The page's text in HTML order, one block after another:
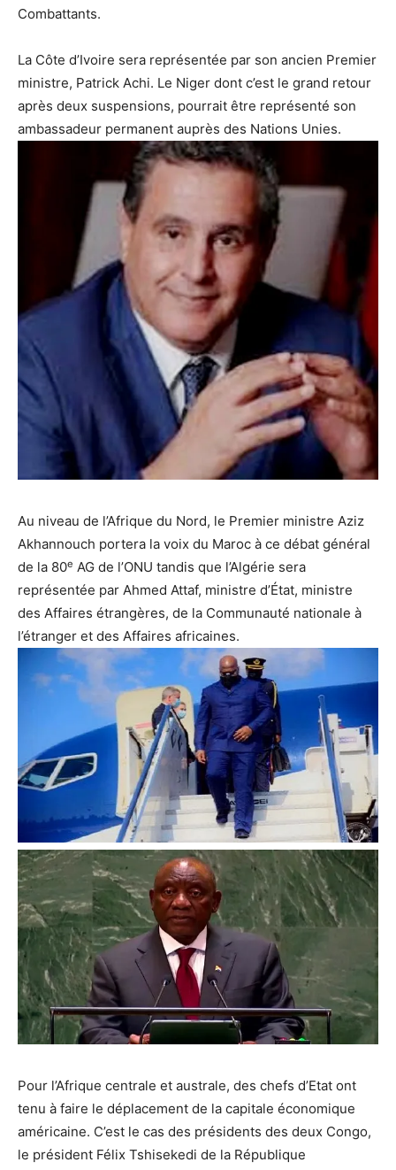
Combattants.
La Côte d’Ivoire sera représentée par son ancien Premier
ministre, Patrick Achi. Le Niger dont c’est le grand retour
après deux suspensions, pourrait être représenté son
ambassadeur permanent auprès des Nations Unies.
Au niveau de l’Afrique du Nord, le Premier ministre Aziz
Akhannouch portera la voix du Maroc à ce débat général
de la 80e AG de l’ONU tandis que l’Algérie sera
représentée par Ahmed Attaf, ministre d’État, ministre
des Affaires étrangères, de la Communauté nationale à
l’étranger et des Affaires africaines.
Pour l’Afrique centrale et australe, des chefs d’Etat ont
tenu à faire le déplacement de la capitale économique
américaine. C’est le cas des présidents des deux Congo,
le président Félix Tshisekedi de la République